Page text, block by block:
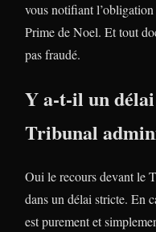
vous notifiant
Prime de Noel. Et tout
pas fraudé.
Y a-t-il un
Tribunal
Oui le recours devant le
dans un délai stricte. En
est purement et